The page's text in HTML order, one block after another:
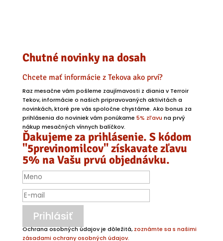
Chutné novinky na dosah
Chcete mať informácie z Tekova ako prví?
Raz mesačne vám pošleme zaujímavosti z diania v Terroir
Tekov, informácie o našich pripravovaných aktivitách a
novinkách, ktoré pre vás spoločne chystáme. Ako bonus za
prihlásenia do noviniek vám ponúkame 5% zľavu na prvý
nákup mesačných vínnych balíčkov.
Ďakujeme za prihlásenie. S kódom
"5previnomilcov" získavate zľavu
5% na Vašu prvú objednávku.
Prihlásiť
Ochrana osobných údajov je dôležitá, zoznámte sa s našimi
zásadami ochrany osobných údajov.